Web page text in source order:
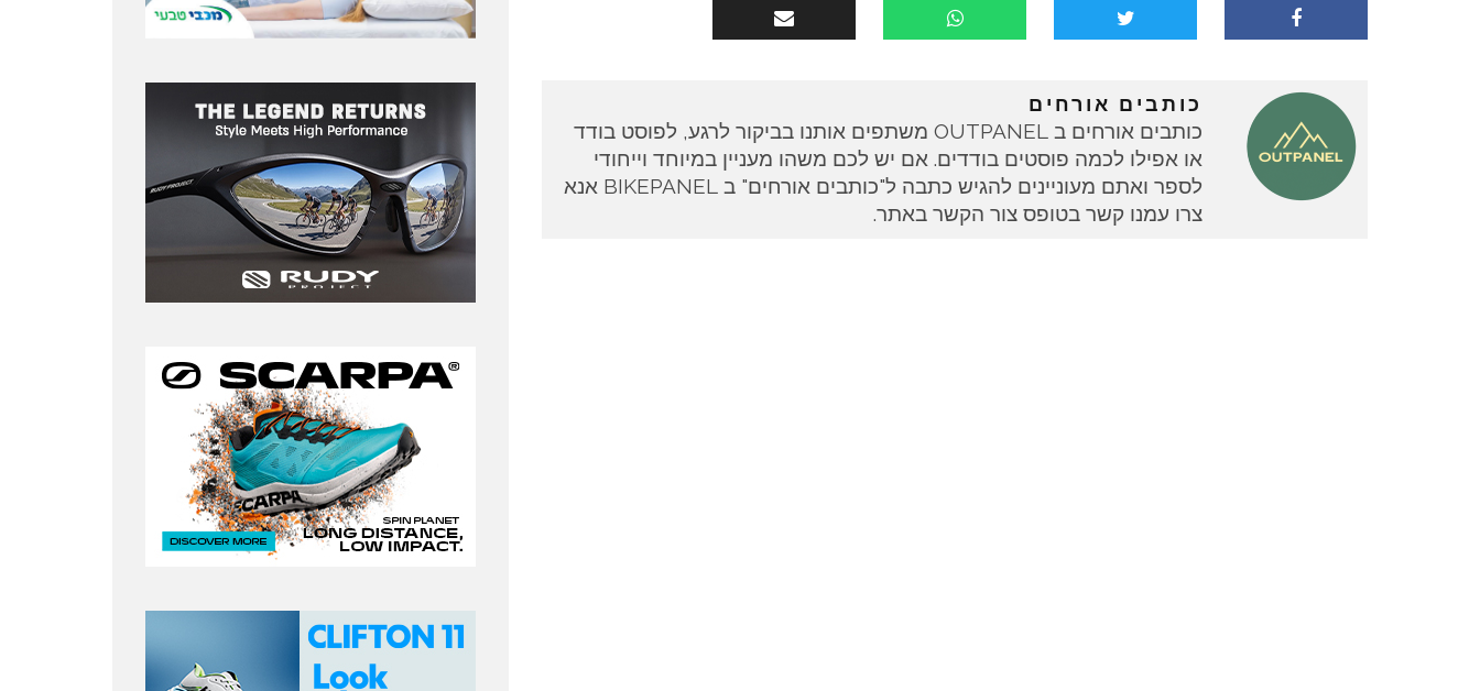
כותבים אורחים
כותבים אורחים ב OUTPANEL משתפים אותנו בביקור לרגע, לפוסט בודד
או אפילו לכמה פוסטים בודדים. אם יש לכם משהו מעניין במיוחד וייחודי
לספר ואתם מעוניינים להגיש כתבה ל"כותבים אורחים" ב BIKEPANEL אנא
צרו עמנו קשר בטופס צור הקשר באתר.